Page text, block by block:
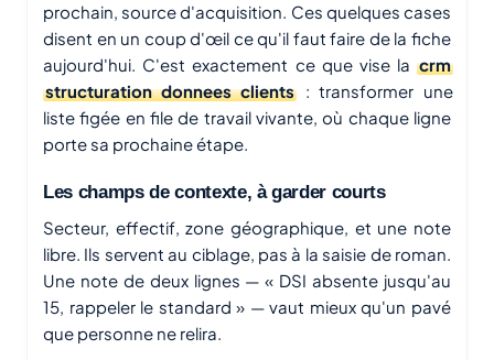
prochain, source d'acquisition. Ces quelques cases
disent en un coup d'œil ce qu'il faut faire de la fiche
aujourd'hui. C'est exactement ce que vise lacrm
structuration donnees clients: transformer une
liste figée en file de travail vivante, où chaque ligne
porte sa prochaine étape.
Les champs de contexte, à garder courts
Secteur, effectif, zone géographique, et une note
libre. Ils servent au ciblage, pas à la saisie de roman.
Une note de deux lignes — « DSI absente jusqu'au
15, rappeler le standard » — vaut mieux qu'un pavé
que personne ne relira.